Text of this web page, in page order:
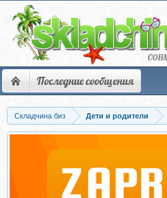
Последние сообщения
Складчина биз Дети и родители